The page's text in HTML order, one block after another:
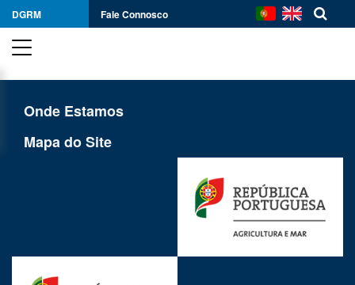
DGRM Fale Connosco
Onde Estamos
Mapa do Site